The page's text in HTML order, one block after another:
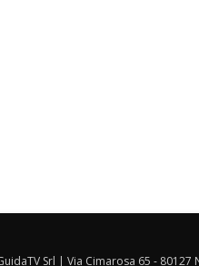
Srl | Via Cimarosa 65 - 80127